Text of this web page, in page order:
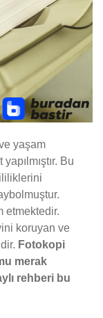
yaşam
Bu
etmektedir.
koruyan ve
Fotokopi
merak
rehberi bu